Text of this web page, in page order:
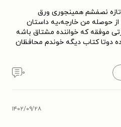
نصفشم همینجوری ورق
حوصله من خارجه،یه داستان
موفقه که خواننده مشتاق باشه
دوتا کتاب دیگه خوندم محافظان
۰
۱۴۰۲/۰۹/۲۸